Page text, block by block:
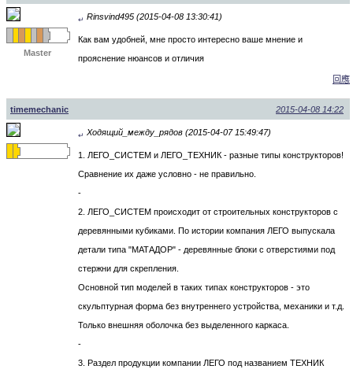
Master
↵ Rinsvind495 (2015-04-08 13:30:41)
Как вам удобней, мне просто интересно ваше мнение и
прояснение нюансов и отличия
回應
timemechanic 2015-04-08 14:22
↵ Ходящий_между_рядов (2015-04-07 15:49:47)
1. ЛЕГО_СИСТЕМ и ЛЕГО_ТЕХНИК - разные типы конструкторов!
Сравнение их даже условно - не правильно.
-
2. ЛЕГО_СИСТЕМ происходит от строительных конструкторов с
деревянными кубиками. По истории компания ЛЕГО выпускала
детали типа "МАТАДОР" - деревянные блоки с отверстиями под
стержни для скрепления.
Основной тип моделей в таких типах конструкторов - это
скульптурная форма без внутреннего устройства, механики и т.д.
Только внешняя оболочка без выделенного каркаса.
-
3. Раздел продукции компании ЛЕГО под названием ТЕХНИК